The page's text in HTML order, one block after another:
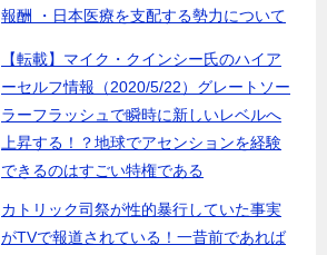
報酬 ・日本医療を支配する勢力について
【転載】マイク・クインシー氏のハイア
ーセルフ情報（2020/5/22）グレートソー
ラーフラッシュで瞬時に新しいレベルへ
上昇する！？地球でアセンションを経験
できるのはすごい特権である
カトリック司祭が性的暴行していた事実
がTVで報道されている！一昔前であれば